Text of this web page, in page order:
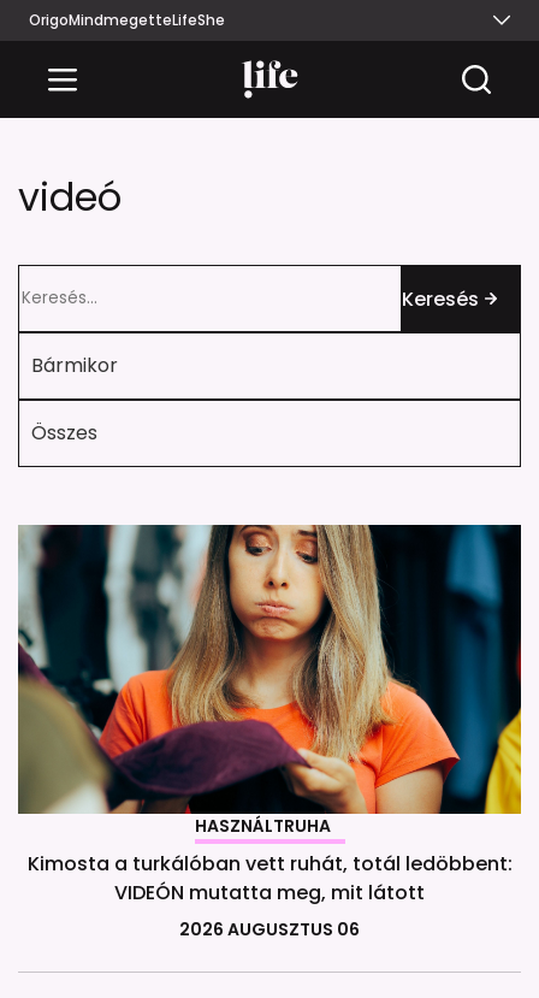
OrigoMindmegetteLifeShe
videó
Keresés
Bármikor
Összes
HASZNÁLTRUHA
Kimosta a turkálóban vett ruhát, totál ledöbbent:
VIDEÓN mutatta meg, mit látott
2026 AUGUSZTUS 06